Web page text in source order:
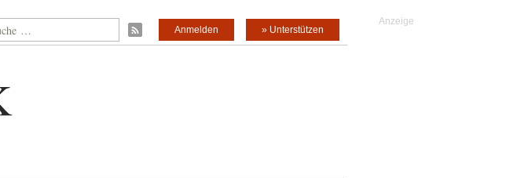
» Unterstützen
Anmelden